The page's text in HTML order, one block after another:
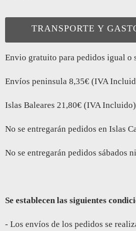
TRANSPORTE Y
Envio gratuito para pedidos igual o
Envíos peninsula 8,35€ (IVA
Islas Baleares 21,80€ (IVA Incluido)
No se entregarán pedidos en Islas
No se entregarán pedidos sábados
Se establecen las siguientes
- Los envíos de los pedidos se